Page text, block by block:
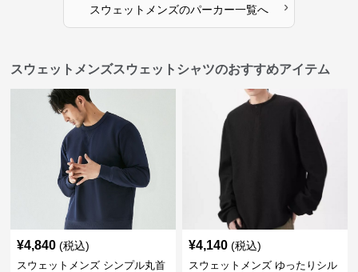
スウェットメンズのパーカー一覧へ ›
スウェットメンズスウェットシャツのおすすめアイテム
¥4,840 (税込)
スウェットメンズ シンプル丸首
¥4,140 (税込)
スウェットメンズ ゆったりシル